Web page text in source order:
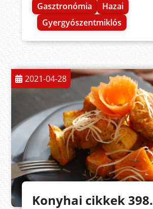
Gasztronómia
Hazai
Gyergyószentmiklós
2021-04-28
Konyhai cikkek 398.